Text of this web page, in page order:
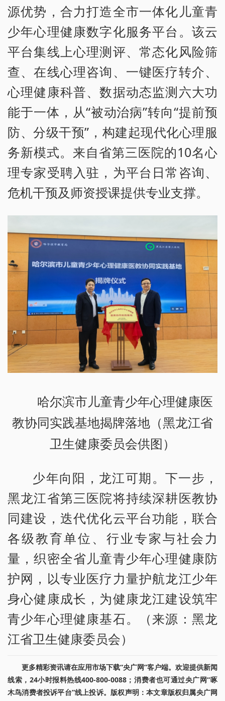
源优势，合力打造全市一体化儿童青
少年心理健康数字化服务平台。该云
平台集线上心理测评、常态化风险筛
查、在线心理咨询、一键医疗转介、
心理健康科普、数据动态监测六大功
能于一体，从“被动治病”转向“提前预
防、分级干预”，构建起现代化心理服
务新模式。来自省第三医院的10名心
理专家受聘入驻，为平台日常咨询、
危机干预及师资授课提供专业支撑。
哈尔滨市儿童青少年心理健康医
教协同实践基地揭牌落地（黑龙江省
卫生健康委员会供图）
少年向阳，龙江可期。下一步，
黑龙江省第三医院将持续深耕医教协
同建设，迭代优化云平台功能，联合
各级教育单位、行业专家与社会力
量，织密全省儿童青少年心理健康防
护网，以专业医疗力量护航龙江少年
身心健康成长，为健康龙江建设筑牢
青少年心理健康基石。（来源：黑龙
江省卫生健康委员会）
更多精彩资讯请在应用市场下载“央广网”客户端。欢迎提供新闻
线索，24小时报料热线400-800-0088；消费者也可通过央广网“啄
木鸟消费者投诉平台”线上投诉。版权声明：本文章版权归属央广网